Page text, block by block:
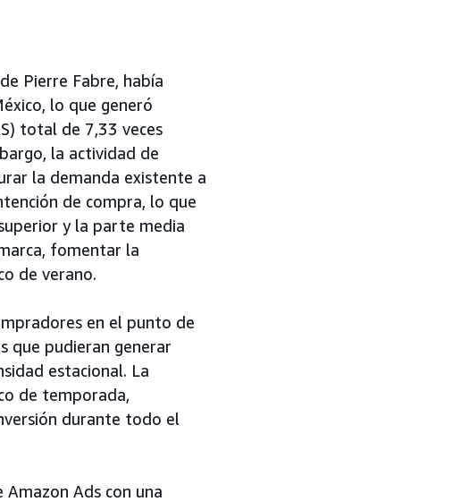
Pierre Fabre, había
lo que generó
total de 7,33 veces
la actividad de
la demanda existente a
de compra, lo que
y la parte media
fomentar la
de verano.
en el punto de
que pudieran generar
estacional. La
de temporada,
durante todo el
Ads con una